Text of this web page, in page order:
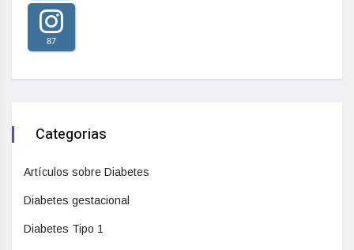
87
Categorias
Artículos sobre Diabetes
Diabetes gestacional
Diabetes Tipo 1